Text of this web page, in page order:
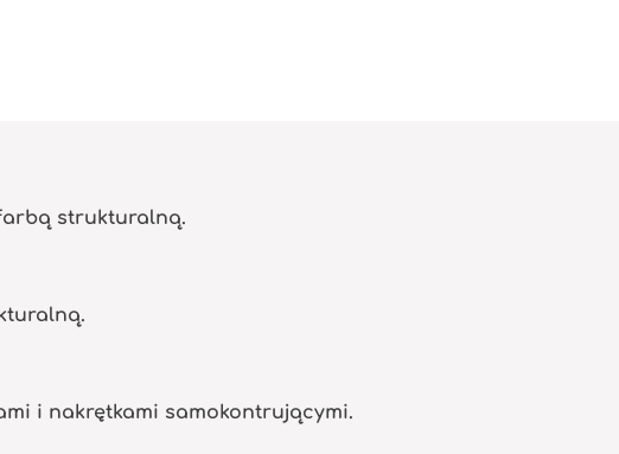
strukturalną.
i nakrętkami samokontrującymi.